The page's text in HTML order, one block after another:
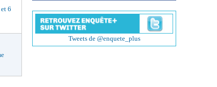
6
Tweets de @enquete_plus